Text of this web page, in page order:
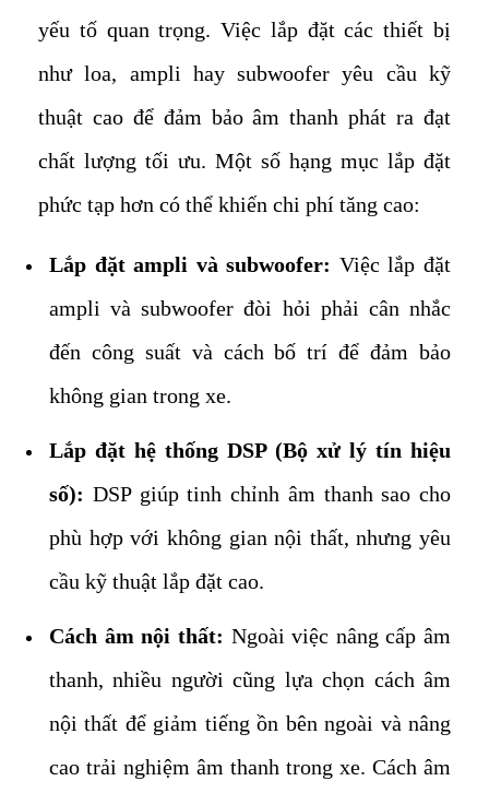
yếu tố quan trọng. Việc lắp đặt các thiết bị
như loa, ampli hay subwoofer yêu cầu kỹ
thuật cao để đảm bảo âm thanh phát ra đạt
chất lượng tối ưu. Một số hạng mục lắp đặt
phức tạp hơn có thể khiến chi phí tăng cao:
Lắp đặt ampli và subwoofer: Việc lắp đặt
ampli và subwoofer đòi hỏi phải cân nhắc
đến công suất và cách bố trí để đảm bảo
không gian trong xe.
Lắp đặt hệ thống DSP (Bộ xử lý tín hiệu
số): DSP giúp tinh chỉnh âm thanh sao cho
phù hợp với không gian nội thất, nhưng yêu
cầu kỹ thuật lắp đặt cao.
Cách âm nội thất: Ngoài việc nâng cấp âm
thanh, nhiều người cũng lựa chọn cách âm
nội thất để giảm tiếng ồn bên ngoài và nâng
cao trải nghiệm âm thanh trong xe. Cách âm